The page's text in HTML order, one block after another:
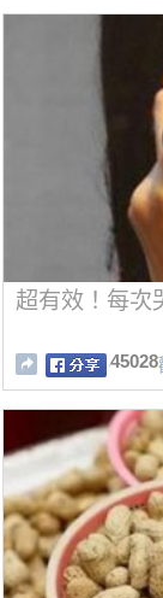
超有效！每次
45028